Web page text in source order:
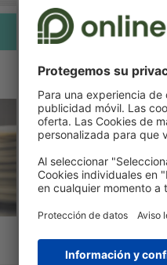
Leer más
Comparación de
Sin encuadernación, los
explicamos cómo seleccionar